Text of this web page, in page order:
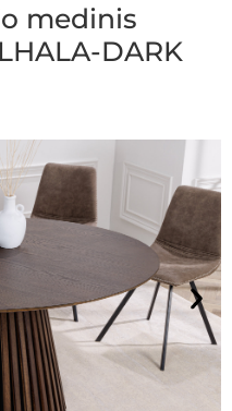
medinis
DARK